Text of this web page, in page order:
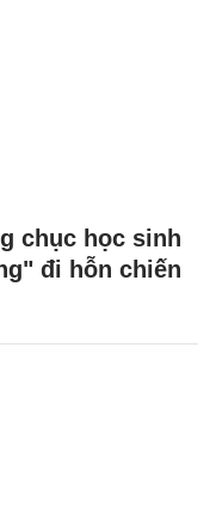
chục học sinh
đi hỗn chiến